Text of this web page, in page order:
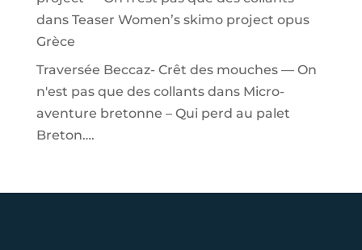
dans Teaser Women’s skimo project opus
Grèce
Traversée Beccaz- Crêt des mouches — On
n'est pas que des collantsdans Micro-
aventure bretonne – Qui perd au palet
Breton….